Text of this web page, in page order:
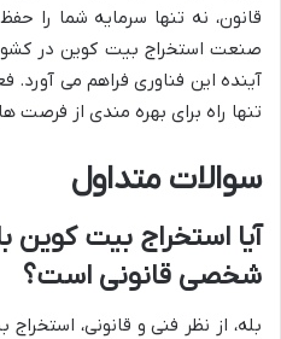
قانون، نه تنها سرمایه شما را
صنعت استخراج بیت کوین در
آینده این فناوری فراهم می آورد.
تنها راه برای بهره مندی از
سوالات متداول
آیا استخراج بیت کوین
شخصی قانونی است؟
بله، از نظر فنی و قانونی،